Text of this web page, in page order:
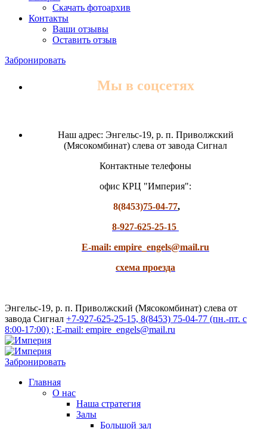
Скачать фотоархив
Контакты
Ваши отзывы
Оставить отзыв
Забронировать
Мы в соцсетях
Наш адрес: Энгельс-19, р. п. Приволжский
(Мясокомбинат) слева от завода Сигнал
Контактные телефоны
офис КРЦ "Империя":
8(8453)75-04-77,
8-927-625-25-15
E-mail: empire_engels@mail.ru
схема проезда
Энгельс-19, р. п. Приволжский (Мясокомбинат) слева от
завода Сигнал +7-927-625-25-15, 8(8453) 75-04-77 (пн.-пт. с
8:00-17:00) ; E-mail: empire_engels@mail.ru
Забронировать
Главная
О нас
Наша стратегия
Залы
Большой зал